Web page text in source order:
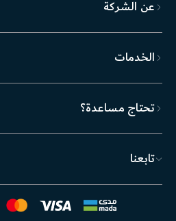
عن الشركة
الخدمات
تحتاج مساعدة؟
تابعنا